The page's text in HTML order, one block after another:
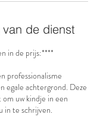
de dienst
in de prijs:****
professionalisme
egale achtergrond. Deze
uw kindje in een
in te schrijven.